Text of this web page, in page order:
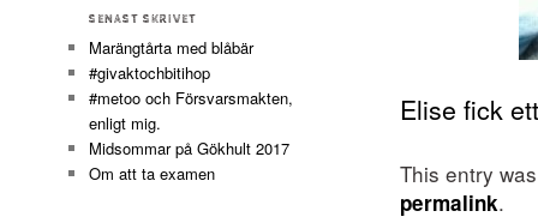
Elise fick
This entry
permalink.
SENAST SKRIVET
Marängtårta med blåbär
#givaktochbitihop
#metoo och Försvarsmakten,
enligt mig.
Midsommar på Gökhult 2017
Om att ta examen